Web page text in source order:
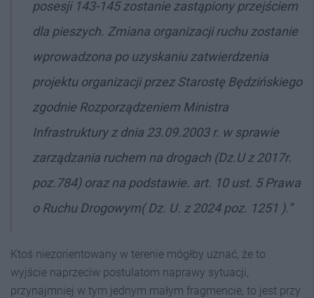
posesji 143-145 zostanie zastąpiony przejściem
dla pieszych. Zmiana organizacji ruchu zostanie
wprowadzona po uzyskaniu zatwierdzenia
projektu organizacji przez Starostę Będzińskiego
zgodnie Rozporządzeniem Ministra
Infrastruktury z dnia 23.09.2003 r. w sprawie
zarządzania ruchem na drogach (Dz.U z 2017r.
poz.784) oraz na podstawie. art. 10 ust. 5 Prawa
o Ruchu Drogowym( Dz. U. z 2024 poz. 1251 ).”
Ktoś niezorientowany w terenie mógłby uznać, że to
wyjście naprzeciw postulatom naprawy sytuacji,
przynajmniej w tym jednym małym fragmencie, to jest przy